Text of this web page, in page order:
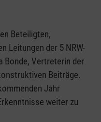
Beteiligten,
Leitungen der 5 NRW-
Bonde, Vertreterin der
Beiträge.
Jahr
weiter zu